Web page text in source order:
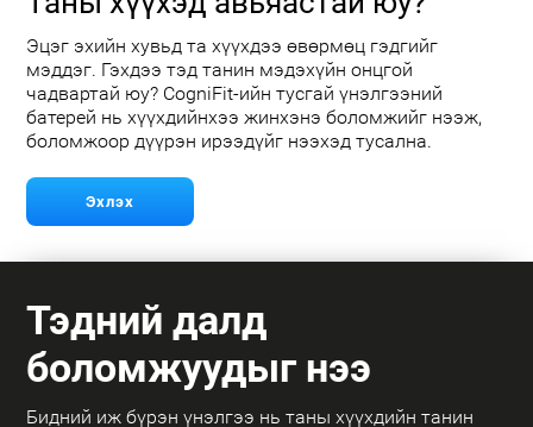
Эцэг эхийн хувьд та хүүхдээ өвөрмөц гэдгийг
мэддэг. Гэхдээ тэд танин мэдэхүйн онцгой
чадвартай юу? CogniFit-ийн тусгай үнэлгээний
батерей нь хүүхдийнхээ жинхэнэ боломжийг нээж,
боломжоор дүүрэн ирээдүйг нээхэд тусална.
Эхлэх
Тэдний далд
боломжуудыг нээ
Бидний иж бүрэн үнэлгээ нь таны хүүхдийн танин